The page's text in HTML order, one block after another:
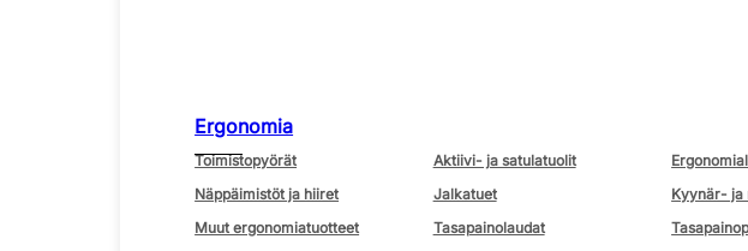
Ergonomia
Toimistopyörät Aktiivi- ja satulatuolit
Näppäimistöt ja hiiret
Jalkatuet
Kyynär- ja
Muut ergonomiatuotteet
Tasapainolaudat